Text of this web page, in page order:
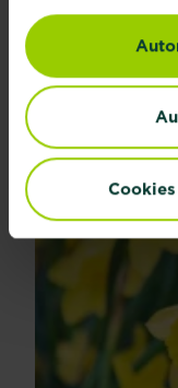
Même au cœur de
sur